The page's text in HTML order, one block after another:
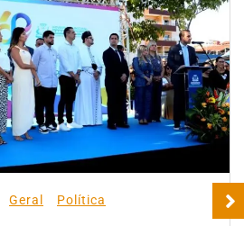
Geral Política